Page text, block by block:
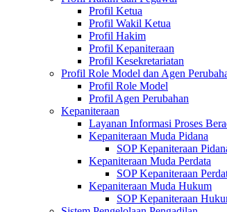
Profil Ketua
Profil Wakil Ketua
Profil Hakim
Profil Kepaniteraan
Profil Kesekretariatan
Profil Role Model dan Agen
Profil Role Model
Profil Agen Perubahan
Kepaniteraan
Layanan Informasi Proses
Kepaniteraan Muda Pidana
SOP Kepaniteraan
Kepaniteraan Muda Perdata
SOP Kepaniteraan
Kepaniteraan Muda Hukum
SOP Kepaniteraan